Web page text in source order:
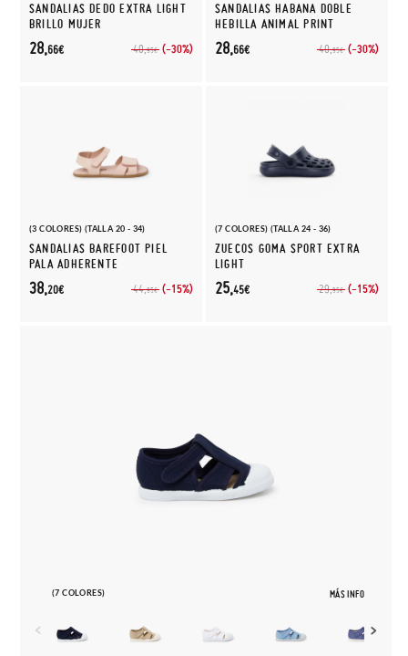
SANDALIAS DEDO EXTRA LIGHT
BRILLO MUJER
40,95€ (-30%)
28,66€
SANDALIAS HABANA DOBLE
HEBILLA ANIMAL PRINT
40,95€ (-30%)
28,66€
(3 COLORES) (TALLA 20 - 34)
SANDALIAS BAREFOOT PIEL
PALA ADHERENTE
44,95€ (-15%)
38,20€
(7 COLORES) (TALLA 24 - 36)
ZUECOS GOMA SPORT EXTRA
LIGHT
29,95€ (-15%)
25,45€
(7 COLORES) MÁS INFO